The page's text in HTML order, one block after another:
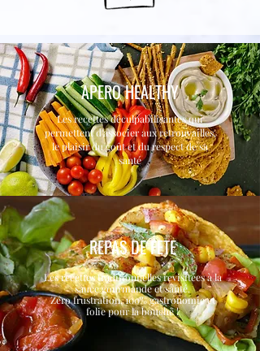
APERO HEALTHY
Les recettes déculpabilisantes qui
permettent d'associer aux retrouvailles,
le plaisir du goût et du respect de sa
santé
REPAS DE FETE
Les recettes traditionnelles revisitées à la
sauce gourmande et santé.
Zéro frustration, 100% gastronomie et
folie pour la bouche !